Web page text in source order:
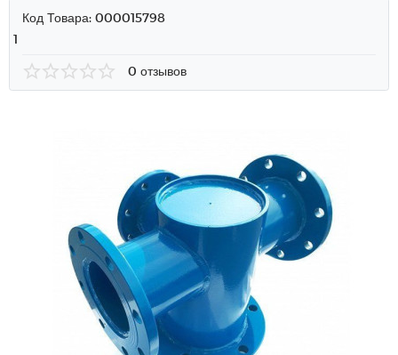
Код Товара: 000015798
1
0 отзывов